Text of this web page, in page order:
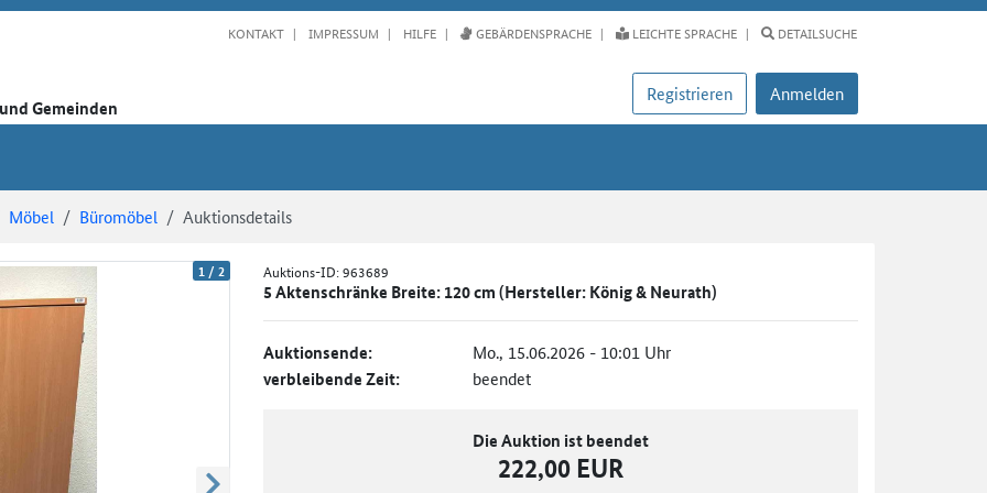
KONTAKT IMPRESSUM HILFE GEBÄRDENSPRACHE LEICHTE SPRACHE DETAILSUCHE
Gemeinden
Registrieren Anmelden
Möbel Büromöbel Auktionsdetails
1 /2 Auktions-ID:963689
5 Aktenschränke Breite: 120 cm (Hersteller: König & Neurath)
Auktionsende: Mo., 15.06.2026 - 10:01 Uhr
verbleibende Zeit: beendet
Die Auktion ist beendet
222,00 EUR